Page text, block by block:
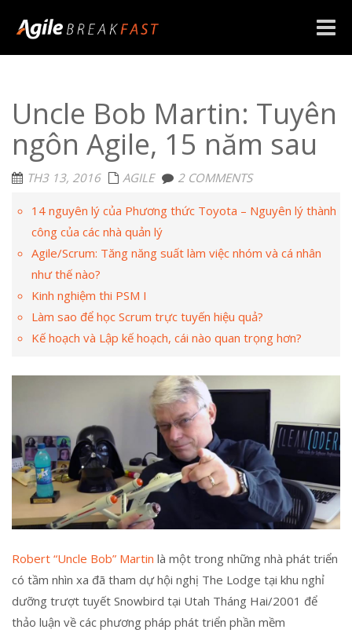
Toggle
Uncle Bob Martin: Tuyên
ngôn Agile, 15 năm sau
TH3 13, 2016 AGILE 2 COMMENTS
14 nguyên lý của Phương thức Toyota – Nguyên lý thành
công của các nhà quản lý
Agile/Scrum: Tăng năng suất làm việc nhóm và cá nhân
như thế nào?
Kinh nghiệm thi PSM I
Làm sao để học Scrum trực tuyến hiệu quả?
Kế hoạch và Lập kế hoạch, cái nào quan trọng hơn?
Robert “Uncle Bob” Martin là một trong những nhà phát triển
có tầm nhìn xa đã tham dự hội nghị The Lodge tại khu nghỉ
dưỡng trượt tuyết Snowbird tại Utah Tháng Hai/2001 để
thảo luận về các phương pháp phát triển phần mềm